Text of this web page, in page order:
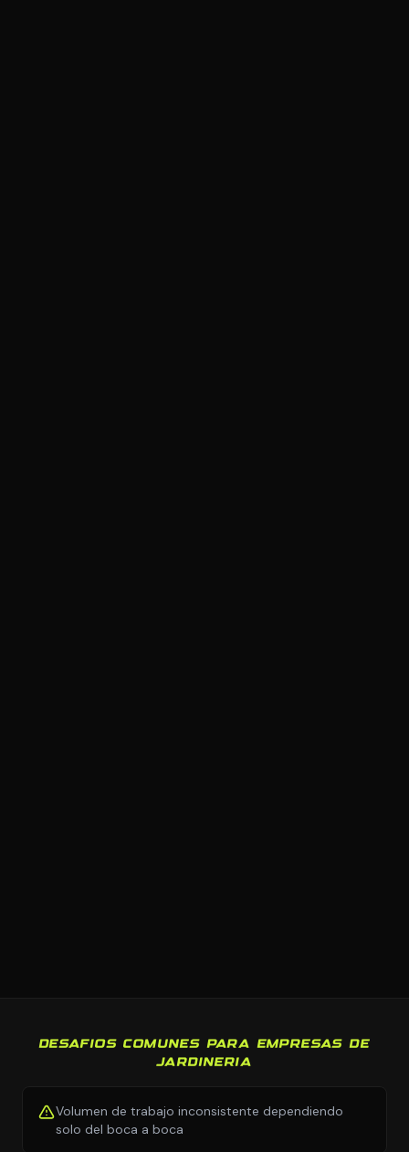
DESAFIOS COMUNES PARA EMPRESAS DE
JARDINERIA
Volumen de trabajo inconsistente dependiendo
solo del boca a boca